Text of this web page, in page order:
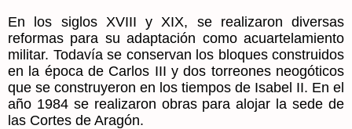
En los siglos XVIII y XIX, se realizaron diversas
reformas para su adaptación como acuartelamiento
militar. Todavía se conservan los bloques construidos
en la época de Carlos III y dos torreones neogóticos
que se construyeron en los tiempos de Isabel II. En el
año 1984 se realizaron obras para alojar la sede de
las Cortes de Aragón.